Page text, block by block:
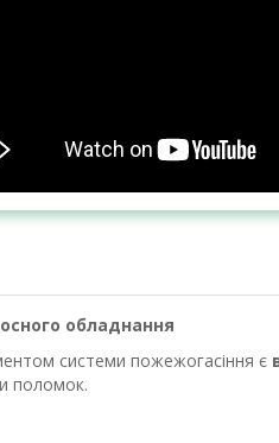
обладнання
системи пожежогасіння є
поломок.